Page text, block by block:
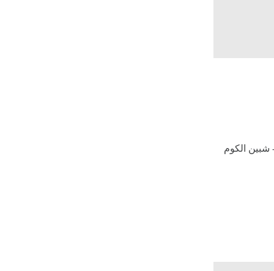
شبين الكوم